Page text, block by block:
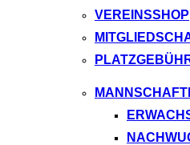
VEREINSSHOP